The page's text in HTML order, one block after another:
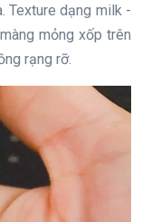
Texture dạng milk -
mỏng xốp trên
rạng rỡ.